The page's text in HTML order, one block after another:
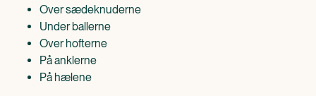
Over sædeknuderne
Under ballerne
Over hofterne
På anklerne
På hælene